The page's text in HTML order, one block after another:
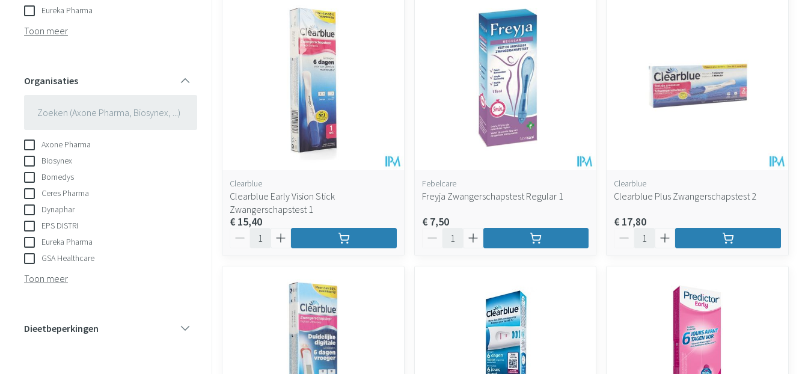
Eureka Pharma
Toon meer
Organisaties
Axone Pharma
Biosynex
Bomedys
Ceres Pharma
Dynaphar
EPS DISTRI
Eureka Pharma
GSA Healthcare
Toon meer
Dieetbeperkingen
Clearblue
Clearblue Early Vision Stick
Zwangerschapstest 1
€ 15,40
Febelcare
Freyja Zwangerschapstest Regular 1
€ 7,50
Clearblue
Clearblue Plus Zwangerschapstest 2
€ 17,80